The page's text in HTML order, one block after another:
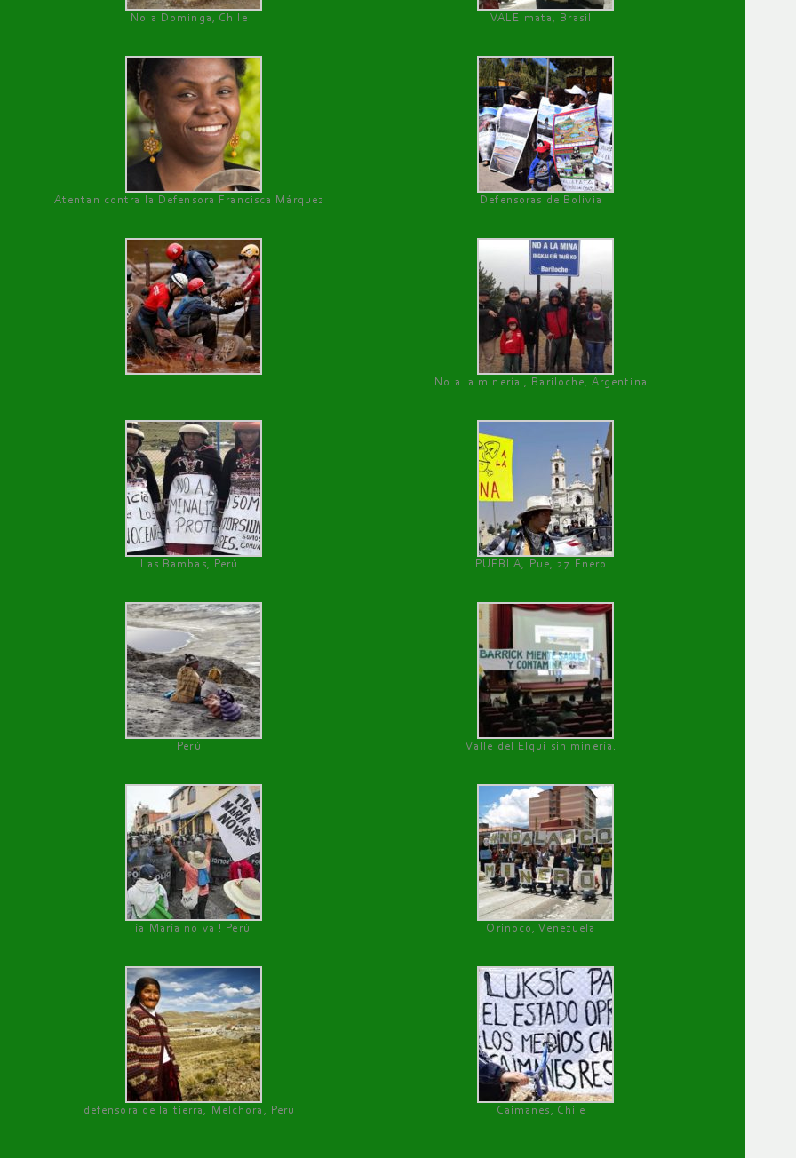
No a Dominga, Chile
VALE mata, Brasil
Atentan contra la Defensora Francisca Márquez Defensoras de Bolivia
No a la minería , Bariloche, Argentina
Las Bambas, Perú PUEBLA, Pue, 27 Enero
Perú Valle del Elqui sin minería.
Tía María no va ! Perú Orinoco, Venezuela
defensora de la tierra, Melchora, Perú Caimanes, Chile